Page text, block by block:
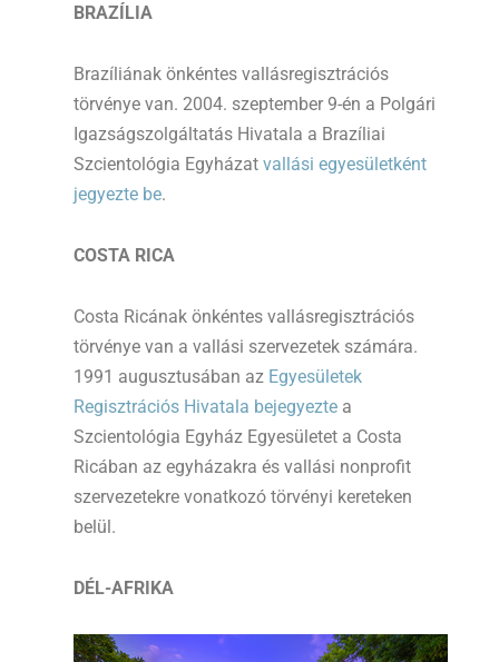
BRAZÍLIA
Brazíliának önkéntes vallásregisztrációs
törvénye van. 2004. szeptember 9-én a Polgári
Igazságszolgáltatás Hivatala a Brazíliai
Szcientológia Egyházat vallási egyesületként
jegyezte be.
COSTA RICA
Costa Ricának önkéntes vallásregisztrációs
törvénye van a vallási szervezetek számára.
1991 augusztusában az Egyesületek
Regisztrációs Hivatala bejegyezte a
Szcientológia Egyház Egyesületet a Costa
Ricában az egyházakra és vallási nonprofit
szervezetekre vonatkozó törvényi kereteken
belül.
DÉL-AFRIKA